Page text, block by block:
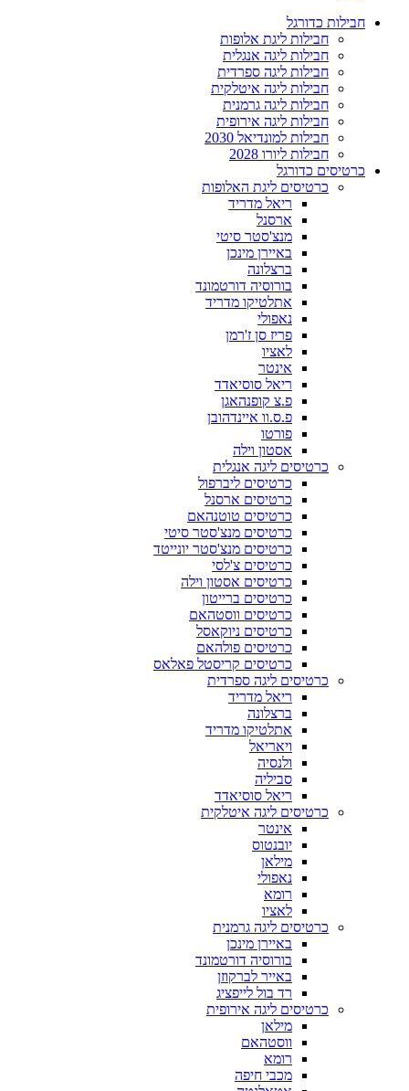
חבילות כדורגל
חבילות ליגת אלופות
חבילות ליגה אנגלית
חבילות ליגה ספרדית
חבילות ליגה איטלקית
חבילות ליגה גרמנית
חבילות ליגה אירופית
חבילות למונדיאל 2030
חבילות ליורו 2028
כרטיסים כדורגל
כרטיסים ליגת האלופות
ריאל מדריד
ארסנל
מנצ'סטר סיטי
באיירן מינכן
ברצלונה
בורוסיה דורטמונד
אתלטיקו מדריד
נאפולי
פריז סן ז'רמן
לאציו
אינטר
ריאל סוסיאדד
פ.צ קופנהאגן
פ.ס.וו איינדהובן
פורטו
אסטון וילה
כרטיסים ליגה אנגלית
כרטיסים ליברפול
כרטיסים ארסנל
כרטיסים טוטנהאם
כרטיסים מנצ'סטר סיטי
כרטיסים מנצ'סטר יונייטד
כרטיסים צ'לסי
כרטיסים אסטון וילה
כרטיסים ברייטון
כרטיסים ווסטהאם
כרטיסים ניוקאסל
כרטיסים פולהאם
כרטיסים קריסטל פאלאס
כרטיסים ליגה ספרדית
ריאל מדריד
ברצלונה
אתלטיקו מדריד
ויאריאל
ולנסיה
סביליה
ריאל סוסיאדד
כרטיסים ליגה איטלקית
אינטר
יובנטוס
מילאן
נאפולי
רומא
לאציו
כרטיסים ליגה גרמנית
באיירן מינכן
בורוסיה דורטמונד
באייר לברקוזן
רד בול לייפציג
כרטיסים ליגה אירופית
מילאן
ווסטהאם
רומא
מכבי חיפה